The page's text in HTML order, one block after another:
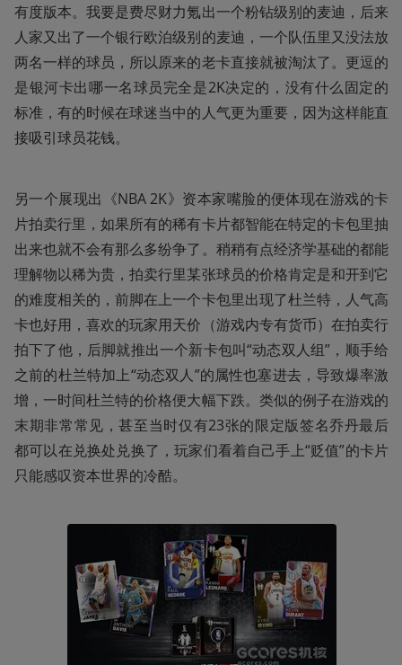
有度版本。我要是费尽财力氪出一个粉钻级别的麦迪，后来
人家又出了一个银行欧泊级别的麦迪，一个队伍里又没法放
两名一样的球员，所以原来的老卡直接就被淘汰了。更逗的
是银河卡出哪一名球员完全是2K决定的，没有什么固定的
标准，有的时候在球迷当中的人气更为重要，因为这样能直
接吸引球员花钱。
另一个展现出《NBA 2K》资本家嘴脸的便体现在游戏的卡
片拍卖行里，如果所有的稀有卡片都智能在特定的卡包里抽
出来也就不会有那么多纷争了。稍稍有点经济学基础的都能
理解物以稀为贵，拍卖行里某张球员的价格肯定是和开到它
的难度相关的，前脚在上一个卡包里出现了杜兰特，人气高
卡也好用，喜欢的玩家用天价（游戏内专有货币）在拍卖行
拍下了他，后脚就推出一个新卡包叫“动态双人组”，顺手给
之前的杜兰特加上“动态双人”的属性也塞进去，导致爆率激
增，一时间杜兰特的价格便大幅下跌。类似的例子在游戏的
末期非常常见，甚至当时仅有23张的限定版签名乔丹最后
都可以在兑换处兑换了，玩家们看着自己手上“贬值”的卡片
只能感叹资本世界的冷酷。